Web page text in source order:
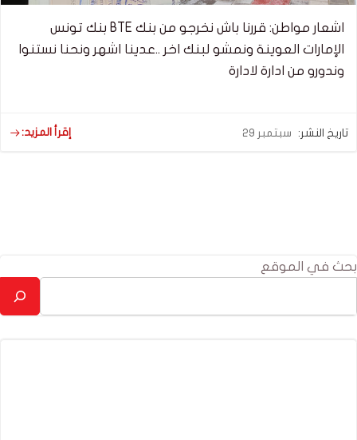
اشعار مواطن: قررنا باش نخرجو من بنك BTE بنك تونس
الإمارات العوينة ونمشو لبنك اخر ..عدينا اشهر ونحنا نستنوا
وندورو من ادارة لادارة
تاريخ النشر: سبتمبر 29 إقرأ المزيد:
بحث في الموقع